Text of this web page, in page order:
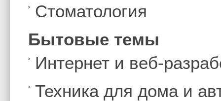
Стоматология
Бытовые темы
Интернет и веб-
Техника для дома и